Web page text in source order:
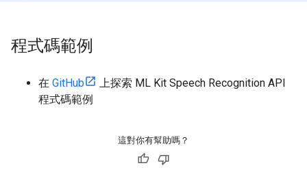
程式碼範例
在 GitHub
上探索 ML Kit Speech Recognition API
程式碼範例
這對你有幫助嗎？